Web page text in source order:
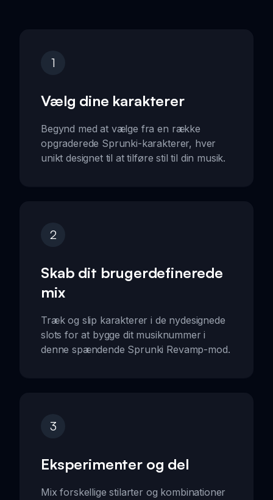
1
Vælg dine karakterer
Begynd med at vælge fra en række
opgraderede Sprunki-karakterer, hver
unikt designet til at tilføre stil til din musik.
2
Skab dit brugerdefinerede
mix
Træk og slip karakterer i de nydesignede
slots for at bygge dit musiknummer i
denne spændende Sprunki Revamp-mod.
3
Eksperimenter og del
Mix forskellige stilarter og kombinationer